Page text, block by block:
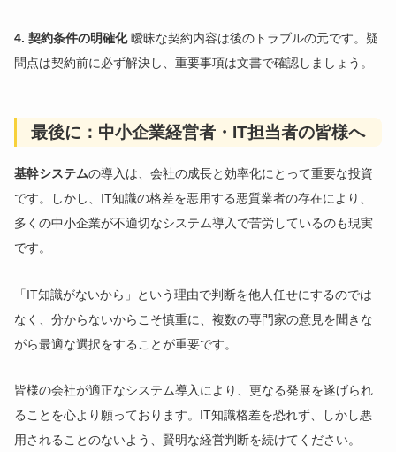
4. 契約条件の明確化曖昧な契約内容は後のトラブルの元です。疑
問点は契約前に必ず解決し、重要事項は文書で確認しましょう。
最後に：中小企業経営者・IT担当者の皆様へ
基幹システムの導入は、会社の成長と効率化にとって重要な投資
です。しかし、IT知識の格差を悪用する悪質業者の存在により、
多くの中小企業が不適切なシステム導入で苦労しているのも現実
です。
「IT知識がないから」という理由で判断を他人任せにするのでは
なく、分からないからこそ慎重に、複数の専門家の意見を聞きな
がら最適な選択をすることが重要です。
皆様の会社が適正なシステム導入により、更なる発展を遂げられ
ることを心より願っております。IT知識格差を恐れず、しかし悪
用されることのないよう、賢明な経営判断を続けてください。